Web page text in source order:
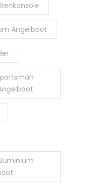
Angelboot